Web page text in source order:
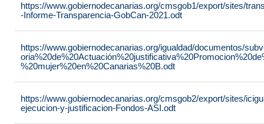
https://www.gobiernodecanarias.org/cmsgob1/export/sites/
-Informe-Transparencia-GobCan-2021.odt
https://www.gobiernodecanarias.org/igualdad/documentos/
%20mujer%20en%20Canarias%20B.odt
https://www.gobiernodecanarias.org/cmsgob2/export/sites/
ejecucion-y-justificacion-Fondos-ASI.odt